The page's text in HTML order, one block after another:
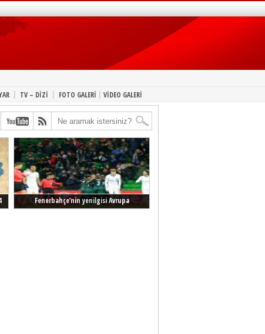
| TV – DİZİ | FOTO GALERİ | VİDEO GALERİ
Fenerbahçe’nin yenilgisi Avrupa